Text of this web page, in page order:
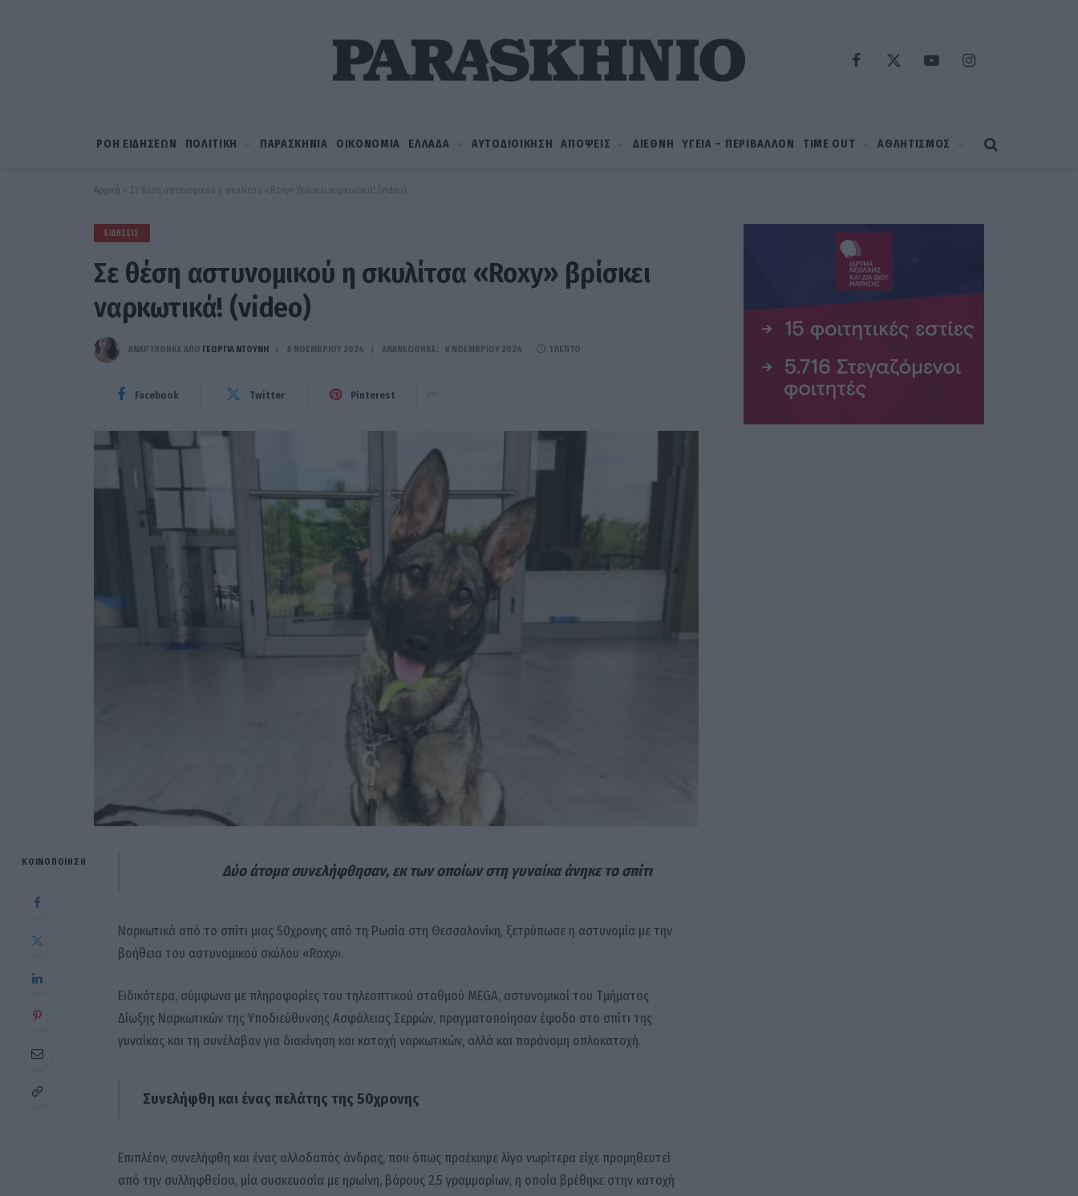
Facebook
X
YouTubeInstagram
ΡΟΗ ΕΙΔΗΣΕΩΝ ΠΟΛΙΤΙΚΗ ΠΑΡΑΣΚΗΝΙΑ ΟΙΚΟΝΟΜΙΑ ΕΛΛΑΔΑ ΑΥΤΟΔΙΟΙΚΗΣΗ ΑΠΟΨΕΙΣ ΔΙΕΘΝΗ ΥΓΕΙΑ – ΠΕΡΙΒΑΛΛΟΝ TIME OUT ΑΘΛΗΤΙΣΜΟΣ
Αρχική » Σε θέση αστυνομικού η σκυλίτσα «Roxy» βρίσκει ναρκωτικά! (video)
ΕΙΔΉΣΕΙΣ
Σε θέση αστυνομικού η σκυλίτσα «Roxy» βρίσκει
ναρκωτικά! (video)
ΑΝΑΡΤΗΘΗΚΕ ΑΠΟ ΓΕΩΡΓΊΑ ΝΤΟΎΝΗ 8 ΝΟΕΜΒΡΊΟΥ 2024 ΑΝΑΝΕΏΘΗΚΕ: 8 ΝΟΕΜΒΡΊΟΥ 2024 1 ΛΕΠΤΌ
Facebook Twitter Pinterest
ΚΟΙΝΟΠΟΊΗΣΗ
Δύο άτομα συνελήφθησαν, εκ των οποίων στη γυναίκα άνηκε το σπίτι
Ναρκωτικά από το σπίτι μιας 50χρονης από τη Ρωσία στη Θεσσαλονίκη, ξετρύπωσε η αστυνομία με την
βοήθεια του αστυνομικού σκύλου «Roxy».
Ειδικότερα, σύμφωνα με πληροφορίες του τηλεοπτικού σταθμού MEGA, αστυνομικοί του Τμήματος
Δίωξης Ναρκωτικών της Υποδιεύθυνσης Ασφάλειας Σερρών, πραγματοποίησαν έφοδο στο σπίτι της
γυναίκας και τη συνέλαβαν για διακίνηση και κατοχή ναρκωτικών, αλλά και παράνομη οπλοκατοχή.
Συνελήφθη και ένας πελάτης της 50χρονης
Επιπλέον, συνελήφθη και ένας αλλοδαπός άνδρας, που όπως προέκυψε λίγο νωρίτερα είχε προμηθευτεί
από την συλληφθείσα, μία συσκευασία με ηρωίνη, βάρους 2,5 γραμμαρίων, η οποία βρέθηκε στην κατοχή